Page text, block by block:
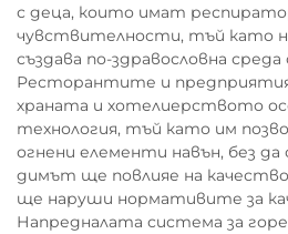
с деца, които имат
чувствителности, тъй като
създава по-здравословна
Ресторантите и
храната и хотелиерството
технология, тъй като им
огнени елементи навън, без
димът ще повлияе на
ще наруши нормативите за
Напредналата система за